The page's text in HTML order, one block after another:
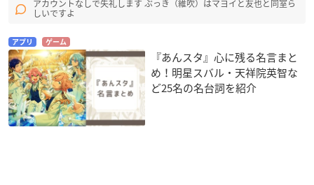
アカウントなしで失礼します ぶっき（維吹）はマヨイと友也と同室ら
しいですよ
アプリ ゲーム
『あんスタ』心に残る名言まと
め！明星スバル・天祥院英智な
ど25名の名台詞を紹介